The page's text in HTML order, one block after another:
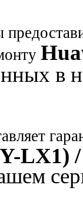
в
LX1)